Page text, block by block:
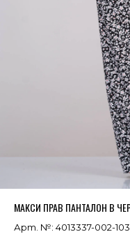
МАКСИ ПРАВ ПАНТАЛОН В
Арт. №: 4013337-002-103